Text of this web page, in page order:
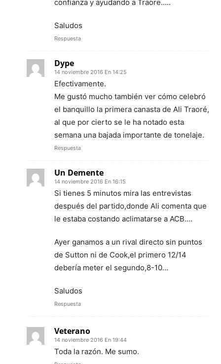
confianza y ayudando a Traore…..
Saludos
Respuesta
Dype
14 noviembre 2016 En 14:25
Efectivamente.
Me gustó mucho también ver cómo celebró
el banquillo la primera canasta de Ali Traoré,
al que por cierto se le ha notado esta
semana una bajada importante de tonelaje.
Respuesta
Un Demente
14 noviembre 2016 En 16:15
Si tienes 5 minutos mira las entrevistas
después del partido,donde Ali comenta que
le estaba costando aclimatarse a ACB….
Ayer ganamos a un rival directo sin puntos
de Sutton ni de Cook,el primero 12/14
debería meter el segundo,8-10…
Saludos
Respuesta
Veterano
14 noviembre 2016 En 19:44
Toda la razón. Me sumo.